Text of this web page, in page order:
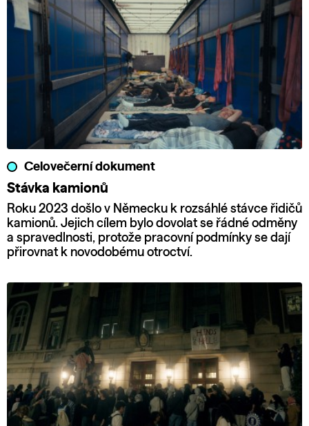
Celovečerní dokument
Stávka kamionů
Roku 2023 došlo v Německu k rozsáhlé stávce řidičů
kamionů. Jejich cílem bylo dovolat se řádné odměny
a spravedlnosti, protože pracovní podmínky se dají
přirovnat k novodobému otroctví.